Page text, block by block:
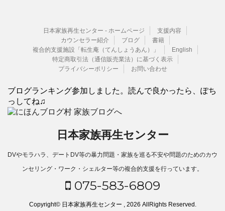
日本家族再生センター - ホームページ
支援内容
カウンセラー紹介
ブログ
書籍
複合的支援施設「転生庵（てんしょうあん）」
English
特定商取引法（通信販売業法）に基づく表示
プライバシーポリシー
お問い合わせ
ブログランキング参加しました。読んで良かったら、ぽち
っしてね♫
日本家族再生センター
DVやモラハラ、デートDV等の暴力問題・家族を巡る不安や問題のためのカウ
ンセリング・ワーク・シェルター等の複合的支援を行っています。
075-583-6809
Copyright© 日本家族再生センター , 2026 AllRights Reserved.